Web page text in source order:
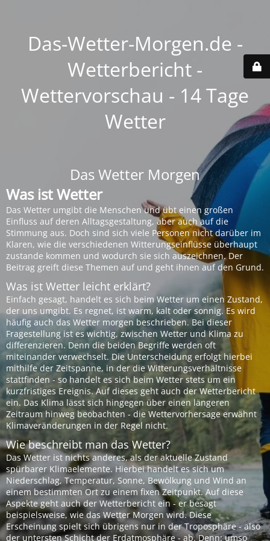
Das-Wetter-Morgen.de -
Wetterbericht -
Wettervorschau - 14 Tage
Wetter
Das Wetter Morgen
Was ist Wetter
Das Wetter umgibt die Menschen und übt einen großen
Einfluss auf deren Alltagsgestaltung, aber auch auf die
Stimmung aus. Doch sind sich viele Personen nicht darüber im
Klaren, wie die verschiedenen Witterungseinflüsse überhaupt
zustande kommen und wodurch sie sich auszeichnen. Der
Beitrag greift diese Themen auf und geht ihnen auf den Grund.
Was ist Wetter leicht erklärt?
Einfach gesagt, handelt es sich beim Wetter um einen Zustand,
der uns umgibt. Es regnet, ist warm, kalt oder sonnig. Es wird
häufig auch das Wetter morgen beschrieben. Bei dieser
Fragestellung ist es wichtig, zwischen Wetter und Klima zu
differenzieren. Denn die beiden Begriffe werden oft
miteinander verwechselt. Die Unterscheidung erfolgt hierbei
mithilfe der Zeitspanne, in der die Witterungsverhältnisse
stattfinden - so handelt es sich beim Wetter stets um ein
kurzfristiges Ereignis. Auf dieses geht auch der Wetterbericht
ein. Das Klima lässt sich hingegen über einen längeren
Zeitraum hinweg beobachten - die Wettervorhersage erwähnt
Klimaveränderungen in der Regel nicht.
Wie beschreibt man das Wetter?
Das Wetter ist nichts anderes, als der aktuelle Zustand
spürbarer Klimaelemente. Hierbei handelt es sich um
Niederschlag, Temperatur, Sonne, Bewölkung und Wind an
einem bestimmten Ort zu einem fixen Zeitpunkt. Auf diese
Aspekte geht auch der Wetterbericht ein - er besagt
beispielsweise, wie das Wetter Morgen wird. Diese
Erscheinung spielt sich übrigens nur in der Troposphäre - also
der untersten Schicht der Erdatmosphäre - ab. Denn: umso